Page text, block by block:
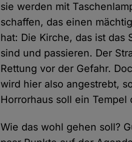
sie werden mit
schaffen, das einen
hat: Die Kirche, das ist das
sind und passieren. Der
Rettung vor der Gefahr.
wird hier also angestrebt,
Horrorhaus soll ein
Wie das wohl gehen soll?